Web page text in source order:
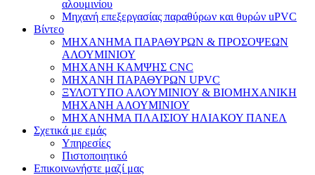
αλουμινίου
Μηχανή επεξεργασίας παραθύρων και θυρών uPVC
Βίντεο
ΜΗΧΑΝΗΜΑ ΠΑΡΑΘΥΡΩΝ & ΠΡΟΣΟΨΕΩΝ
ΑΛΟΥΜΙΝΙΟΥ
ΜΗΧΑΝΗ ΚΑΜΨΗΣ CNC
ΜΗΧΑΝΗ ΠΑΡΑΘΥΡΩΝ UPVC
ΞΥΛΟΤΥΠΟ ΑΛΟΥΜΙΝΙΟΥ & ΒΙΟΜΗΧΑΝΙΚΗ
ΜΗΧΑΝΗ ΑΛΟΥΜΙΝΙΟΥ
ΜΗΧΑΝΗΜΑ ΠΛΑΙΣΙΟΥ ΗΛΙΑΚΟΥ ΠΑΝΕΛ
Σχετικά με εμάς
Υπηρεσίες
Πιστοποιητικό
Επικοινωνήστε μαζί μας